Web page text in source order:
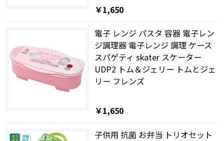
￥1,650
電子 レンジ パスタ 容器 電子レン
ジ調理器 電子レンジ 調理 ケース
スパゲティ skater スケーター
UDP2 トム＆ジェリー トムとジェ
リー フレンズ
￥1,650
子供用 抗菌 お弁当 トリオセット